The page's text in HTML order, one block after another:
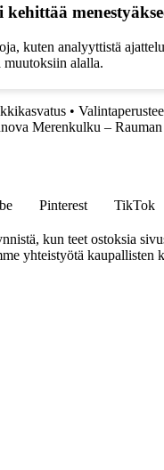
kuten analyyttistä
muutoksiin alalla.
•
Merenkulku –
Pinterest TikTok
kun teet ostoksia
yhteistyötä